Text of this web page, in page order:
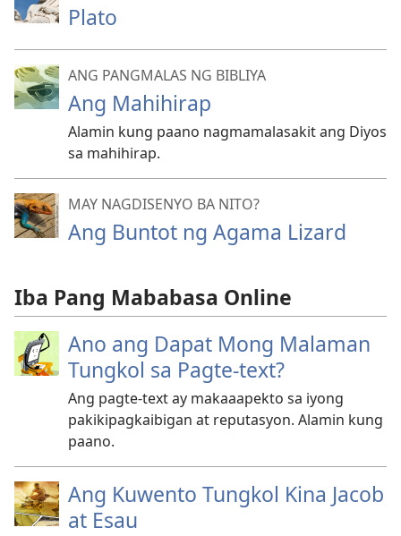
Plato
ANG PANGMALAS NG BIBLIYA
Ang Mahihirap
Alamin kung paano nagmamalasakit ang Diyos
sa mahihirap.
MAY NAGDISENYO BA NITO?
Ang Buntot ng Agama Lizard
Iba Pang Mababasa Online
Ano ang Dapat Mong Malaman
Tungkol sa Pagte-text?
Ang pagte-text ay makaaapekto sa iyong
pakikipagkaibigan at reputasyon. Alamin kung
paano.
Ang Kuwento Tungkol Kina Jacob
at Esau